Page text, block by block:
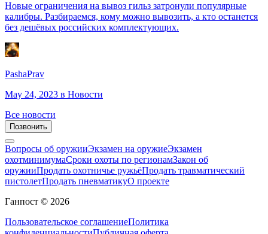
Новые ограничения на вывоз гильз затронули популярные
калибры. Разбираемся, кому можно вывозить, а кто останется
без дешёвых российских комплектующих.
PashaPrav
May 24, 2023 в Новости
Все новости
Позвонить
Вопросы об оружииЭкзамен на оружиеЭкзамен
охотминимумаСроки охоты по регионамЗакон об
оружииПродать охотничье ружьёПродать травматический
пистолетПродать пневматикуО проекте
Ганпост © 2026
Пользовательское соглашениеПолитика